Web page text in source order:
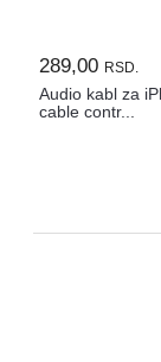
289,00 RSD.
Audio kabl za
cable contr...